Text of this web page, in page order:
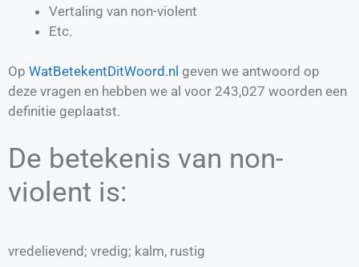
Vertaling van non-violent
Etc.
Op WatBetekentDitWoord.nl geven we antwoord op
deze vragen en hebben we al voor 243,027 woorden een
definitie geplaatst.
De betekenis van non-
violent is:
vredelievend; vredig; kalm, rustig